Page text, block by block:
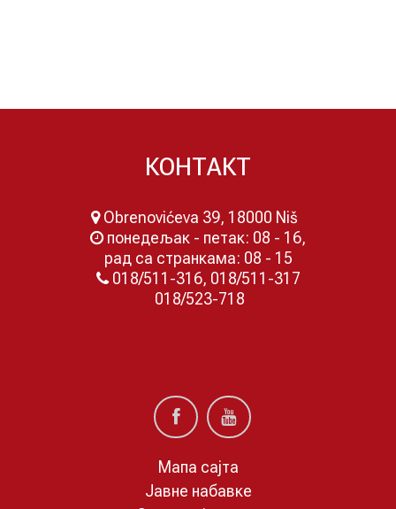
КОНТАКТ
Obrenovićeva 39, 18000 Niš
понедељак - петак: 08 - 16,
рад са странкама: 08 - 15
018/511-316, 018/511-317
018/523-718
Мапа сајта
Јавне набавке